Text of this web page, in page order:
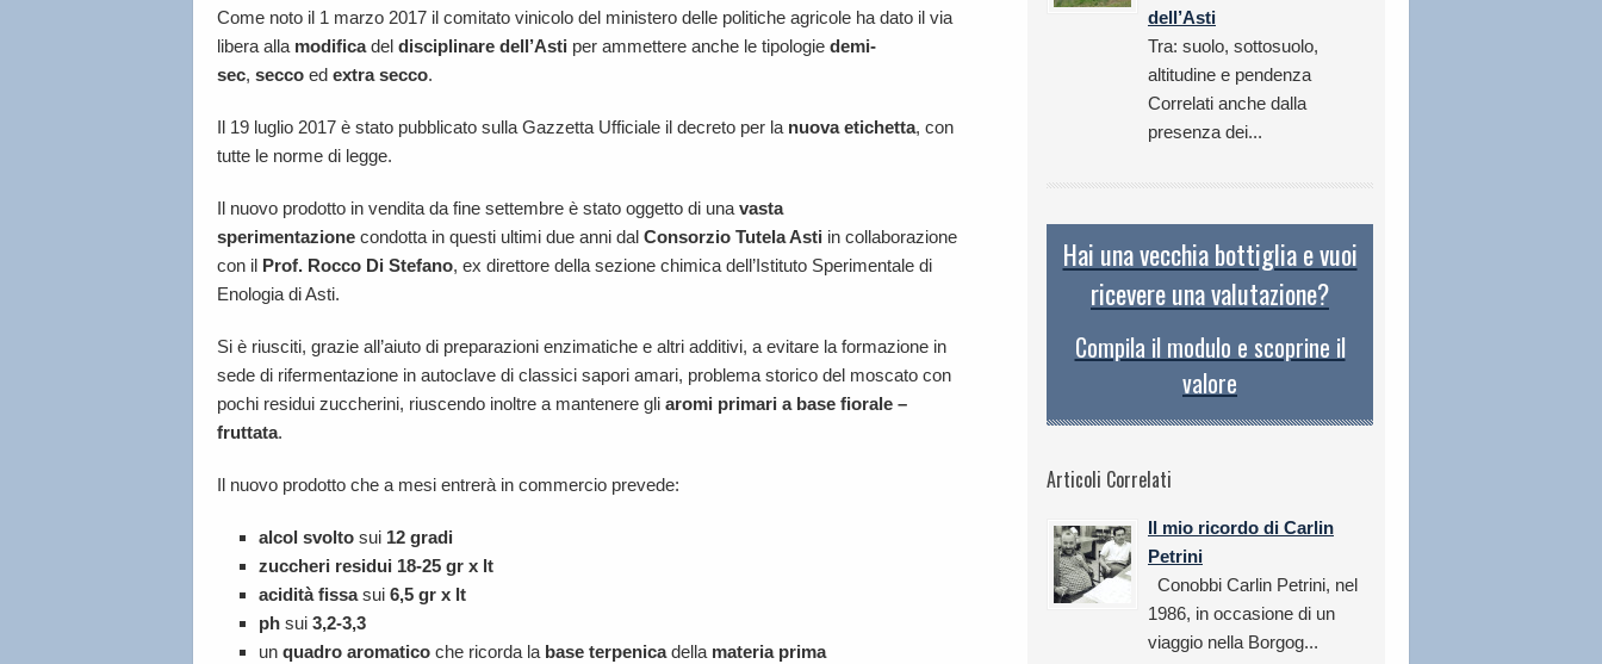
Come noto il 1 marzo 2017 il comitato vinicolo del ministero delle politiche agricole ha dato il via
libera alla modificadel disciplinare dell’Asti per ammettere anche le tipologie demi-
sec, secco ed extra secco.
Il 19 luglio 2017 è stato pubblicato sulla Gazzetta Ufficiale il decreto per la nuova etichetta, con
tutte le norme di legge.
Il nuovo prodotto in vendita da fine settembre è stato oggetto di una vasta
sperimentazione condotta in questi ultimi due anni dal Consorzio Tutela Asti in collaborazione
con il Prof. Rocco Di Stefano, ex direttore della sezione chimica dell’Istituto Sperimentale di
Enologia di Asti.
Si è riusciti, grazie all’aiuto di preparazioni enzimatiche e altri additivi, a evitare la formazione in
sede di rifermentazione in autoclave di classici sapori amari, problema storico del moscato con
pochi residui zuccherini, riuscendo inoltre a mantenere gli aromi primari a base fiorale –
fruttata.
Il nuovo prodotto che a mesi entrerà in commercio prevede:
alcol svolto sui 12 gradi
zuccheri residui 18-25 gr x lt
acidità fissasui 6,5 gr x lt
ph sui 3,2-3,3
unquadro aromatico che ricorda la base terpenicadella materia prima
dell’Asti
Tra: suolo, sottosuolo,
altitudine e pendenza
Correlati anche dalla
presenza dei...
Hai una vecchia bottiglia e vuoi
ricevere una valutazione?
Compila il modulo e scoprine il
valore
Articoli Correlati
Il mio ricordo di Carlin
Petrini
Conobbi Carlin Petrini, nel
1986, in occasione di un
viaggio nella Borgog...